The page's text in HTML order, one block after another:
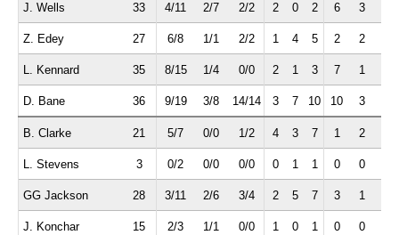
J. Wells 33 4/11 2/7 2/2 2 0 2 6 3
Z. Edey 27 6/8 1/1 2/2 1 4 5 2 2
L. Kennard 35 8/15 1/4 0/0 2 1 3 7 1
D. Bane 36 9/19 3/8 14/14 3 7 10 10 3
B. Clarke 21 5/7 0/0 1/2 4 3 7 1 2
L. Stevens 3 0/2 0/0 0/0 0 1 1 0 0
GG Jackson 28 3/11 2/6 3/4 2 5 7 3 1
J. Konchar 15 2/3 1/1 0/0 1 0 1 0 0